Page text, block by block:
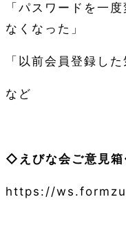
「パスワードを一
なくなった」
「以前会員登録し
など
◇えびな会ご意見
https://